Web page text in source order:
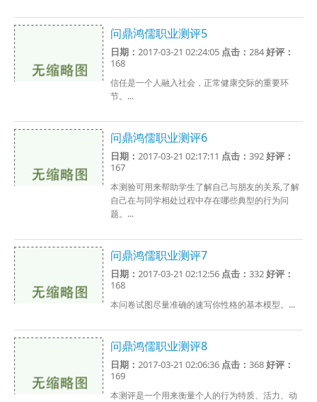
问鼎鸿儒职业测评5
日期：2017-03-21 02:24:05 点击：284好评：
168
信任是一个人融入社会，正常健康交际的重要环
节。...
问鼎鸿儒职业测评6
日期：2017-03-21 02:17:11 点击：392好评：
167
本测验可用来帮助学生了解自己与朋友的关系,了解
自己在与同学相处过程中存在哪些典型的行为问
题。...
问鼎鸿儒职业测评7
日期：2017-03-21 02:12:56 点击：332好评：
168
本问卷试图尽量准确的速写你性格的基本模型。...
问鼎鸿儒职业测评8
日期：2017-03-21 02:06:36 点击：368好评：
169
本测评是一个用来衡量个人的行为特质、活力、动